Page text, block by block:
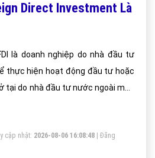
Direct Investment Là
là doanh nghiệp do nhà đầu tư
thực hiện hoạt động đầu tư hoặc
tại do nhà đầu tư nước ngoài mua
cập nhật: 2026-08-06 16:08:48
Đăng